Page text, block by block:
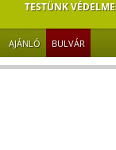
TESTÜNK VÉDELME
AJÁNLÓ BULVÁR